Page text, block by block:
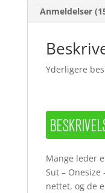
Anmeldelser
Yderligere
Mange leder
Sut – Onesize
nettet, og de